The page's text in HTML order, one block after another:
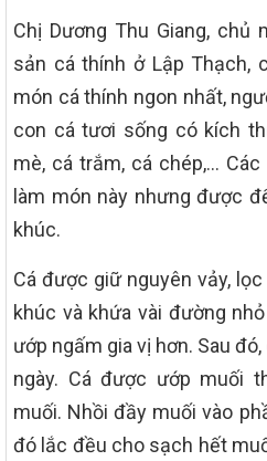
Chị Dương Thu Giang,
sản cá thính ở Lập Thạch,
món cá thính ngon nhất,
con cá tươi sống có kích
mè, cá trắm, cá chép,…
làm món này nhưng được
khúc.
Cá được giữ nguyên vảy,
khúc và khứa vài đường
ướp ngấm gia vị hơn. Sau
ngày. Cá được ướp muối
muối. Nhồi đầy muối vào
đó lắc đều cho sạch hết